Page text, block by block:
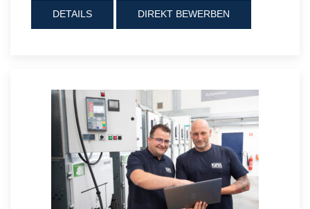
DETAILS DIREKT BEWERBEN